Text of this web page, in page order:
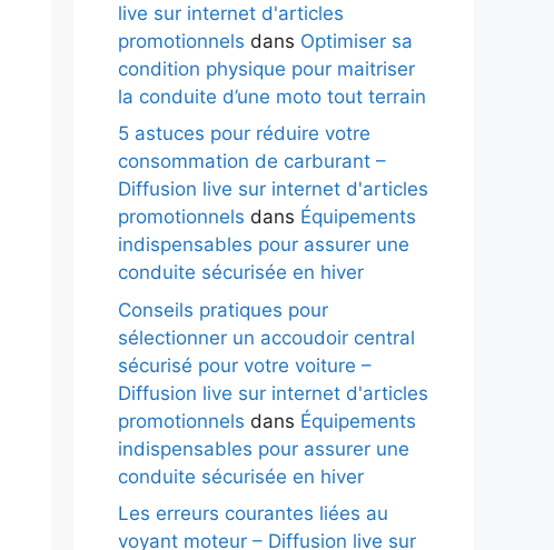
live sur internet d'articles
promotionnels dans Optimiser sa
condition physique pour maitriser
la conduite d’une moto tout terrain
5 astuces pour réduire votre
consommation de carburant –
Diffusion live sur internet d'articles
promotionnels dans Équipements
indispensables pour assurer une
conduite sécurisée en hiver
Conseils pratiques pour
sélectionner un accoudoir central
sécurisé pour votre voiture –
Diffusion live sur internet d'articles
promotionnels dans Équipements
indispensables pour assurer une
conduite sécurisée en hiver
Les erreurs courantes liées au
voyant moteur – Diffusion live sur